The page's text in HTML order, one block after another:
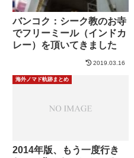
バンコク：シーク教のお寺
でフリーミール（インドカ
レー）を頂いてきました
2019.03.16
海外ノマド軌跡まとめ
2014年版、もう一度行き